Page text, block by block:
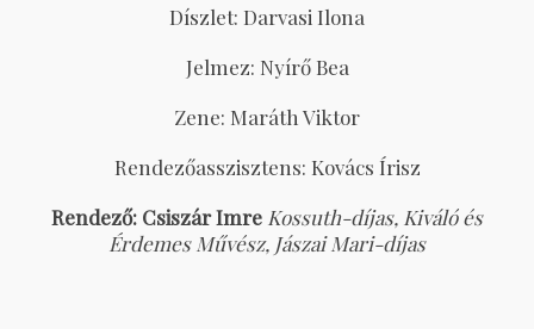
Díszlet: Darvasi Ilona
Jelmez: Nyírő Bea
Zene: Maráth Viktor
Rendezőasszisztens: Kovács Írisz
Rendező: Csiszár Imre Kossuth-díjas, Kiváló és
Érdemes Művész, Jászai Mari-díjas